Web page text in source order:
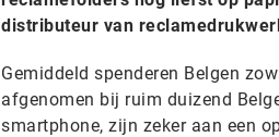
distributeur van
Gemiddeld spenderen Belgen
afgenomen bij ruim duizend
smartphone, zijn zeker aan een